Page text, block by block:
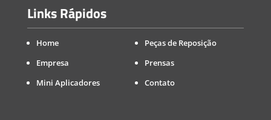
Links Rápidos
Home
Empresa
Mini Aplicadores
Peças de Reposição
Prensas
Contato